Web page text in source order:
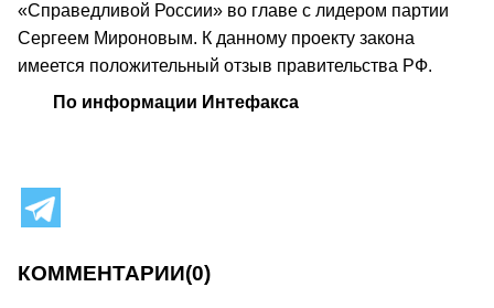
«Справедливой России» во главе с лидером партии
Сергеем Мироновым. К данному проекту закона
имеется положительный отзыв правительства РФ.
По информации Интефакса
КОММЕНТАРИИ(0)